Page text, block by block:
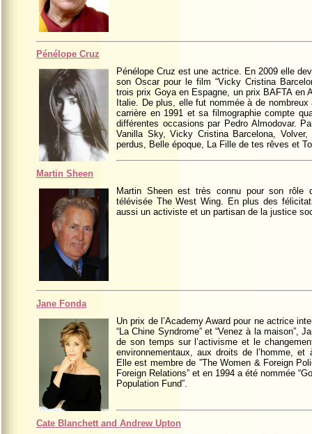
Pénélope Cruz
Pénélope Cruz est une actrice. En 2009 elle
son Oscar pour le film “Vicky Cristina
trois prix Goya en Espagne, un prix BAFTA en
Italie. De plus, elle fut nommée à de
carrière en 1991 et sa filmographie compte
différentes occasions par Pedro Almodovar.
Vanilla Sky, Vicky Cristina Barcelona,
perdus, Belle époque, La Fille de tes rêves et
Martin Sheen
Martin Sheen est très connu pour son rôle
télévisée The West Wing. En plus des
aussi un activiste et un partisan de la justice
Jane Fonda
Un prix de l’Academy Award pour ne actrice
“La Chine Syndrome” et “Venez à la maison”,
de son temps sur l’activisme et le
environnementaux, aux droits de l’homme,
Elle est membre de ”The Women & Foreign
Foreign Relations” et en 1994 a été nommée
Population Fund”.
Cate Blanchett and Andrew Upton